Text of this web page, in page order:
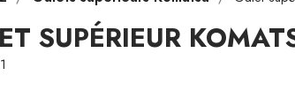
SUPÉRIEUR